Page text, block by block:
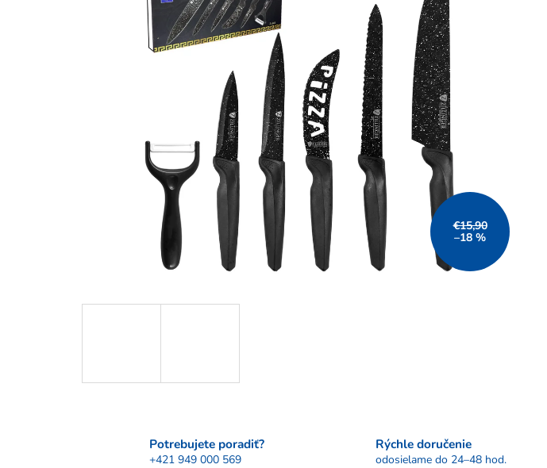
€15,90
–18 %
Potrebujete poradiť?
+421 949 000 569
Rýchle doručenie
odosielame do 24–48 hod.